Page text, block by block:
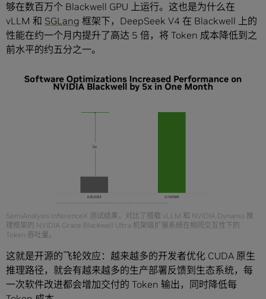
够在数百万个 Blackwell GPU 上运行。这也是为什么在
vLLM 和 SGLang 框架下，DeepSeek V4 在 Blackwell 上的
性能在约一个月内提升了高达 5 倍，将 Token 成本降低到之
前水平的约五分之一。
SemiAnalysis InferenceX 测试结果，对比了搭载 vLLM 和 NVIDIA Dynamo 推
理框架的 NVIDIA Grace Blackwell Ultra 机架级扩展系统在相同交互性下的
Token 吞吐量。
这就是开源的飞轮效应：越来越多的开发者优化 CUDA 原生
推理路径，就会有越来越多的生产部署反馈到生态系统，每
一次软件改进都会增加交付的 Token 输出，同时降低每